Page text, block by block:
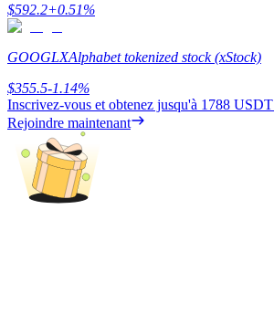
Stratégies de trading
Apprenez à rester rentable
$592.2+0.51%
GOOGLXAlphabet tokenized stock (xStock)
$355.5-1.14%
Inscrivez-vous et obtenez jusqu'à 1788 USDT
Rejoindre maintenant